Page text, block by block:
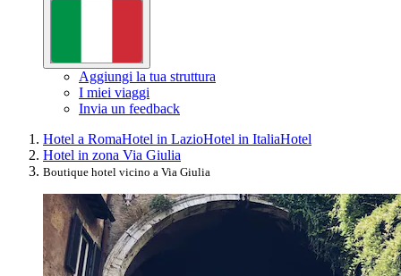
Aggiungi la tua struttura
I miei viaggi
Invia un feedback
Hotel a RomaHotel in LazioHotel in ItaliaHotel
Hotel in zona Via Giulia
Boutique hotel vicino a Via Giulia